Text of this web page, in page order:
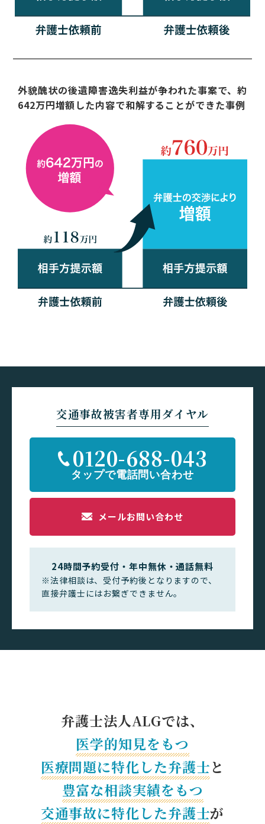
外貌醜状の後遺障害逸失利益が争われた事案で、約
642万円増額した内容で和解することができた事例
交通事故被害者専用ダイヤル
0120-688-043
メールお問い合わせ
24時間予約受付・年中無休・通話無料
※法律相談は、受付予約後となりますので、
直接弁護士にはお繋ぎできません。
弁護士法人ALGでは、
医学的知見をもつ
医療問題に特化した弁護士と
豊富な相談実績をもつ
交通事故に特化した弁護士が